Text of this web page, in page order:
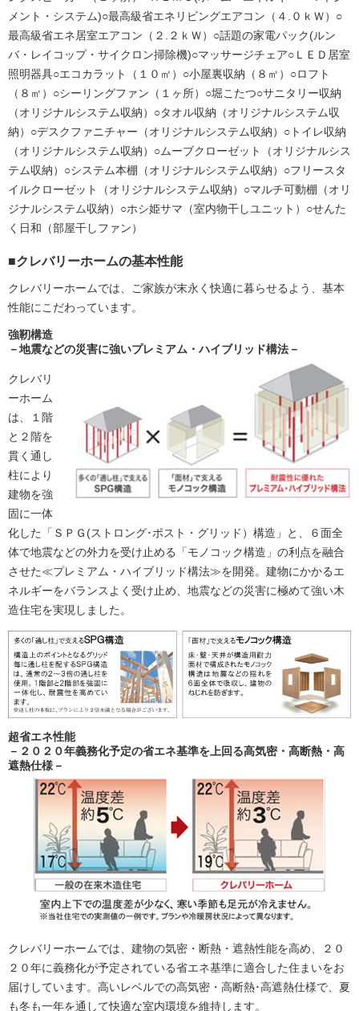
メント・システム)○最高級省エネリビングエアコン（４.０ｋＷ）○
最高級省エネ居室エアコン（２.２ｋＷ）○話題の家電パック(ルン
バ・レイコップ・サイクロン掃除機)○マッサージチェア○ＬＥＤ居室
照明器具○エコカラット（１０㎡）○小屋裏収納（８㎡）○ロフト
（８㎡）○シーリングファン（１ヶ所）○堀こたつ○サニタリー収納
（オリジナルシステム収納）○タオル収納（オリジナルシステム収
納）○デスクファニチャー（オリジナルシステム収納）○トイレ収納
（オリジナルシステム収納）○ムーブクローゼット（オリジナルシス
テム収納）○システム本棚（オリジナルシステム収納）○フリースタ
イルクローゼット（オリジナルシステム収納）○マルチ可動棚（オリ
ジナルシステム収納）○ホシ姫サマ（室内物干しユニット）○せんた
く日和（部屋干しファン）
■クレバリーホームの基本性能
クレバリーホームでは、ご家族が末永く快適に暮らせるよう、基本
性能にこだわっています。
強靭構造
－地震などの災害に強いプレミアム・ハイブリッド構法－
クレバリ
ーホーム
は、１階
と２階を
貫く通し
柱により
建物を強
固に一体
化した「ＳＰＧ(ストロング･ポスト・グリッド）構造」と、６面全
体で地震などの外力を受け止める「モノコック構造」の利点を融合
させた≪プレミアム・ハイブリッド構法≫を開発。建物にかかるエ
ネルギーをバランスよく受け止め、地震などの災害に極めて強い木
造住宅を実現しました。
超省エネ性能
－２０２０年義務化予定の省エネ基準を上回る高気密・高断熱・高
遮熱仕様－
クレバリーホームでは、建物の気密・断熱・遮熱性能を高め、２０
２０年に義務化が予定されている省エネ基準に適合した住まいをお
届けしています。高いレベルでの高気密・高断熱･高遮熱仕様で、夏
も冬も一年を通して快適な室内環境を維持します。